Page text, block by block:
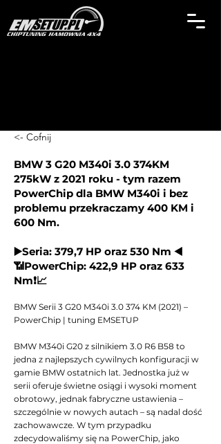
<- Cofnij
BMW 3 G20 M340i 3.0 374KM
275kW z 2021 roku - tym razem
PowerChip dla BMW M340i i bez
problemu przekraczamy 400 KM i
600 Nm.
▶️Seria: 379,7 HP oraz 530 Nm ◀️
📶PowerChip: 422,9 HP oraz 633
Nm❗📈
BMW Serii 3 G20 M340i 3.0 374 KM (2021) –
PowerChip | tuning EMSETUP
BMW M340i G20 z silnikiem 3.0 R6 B58 to
jedna z najlepszych cywilnych konfiguracji w
gamie BMW ostatnich lat. Jednostka już w
serii oferuje świetne osiągi i wysoki moment
obrotowy, jednak fabryczne ustawienia –
szczególnie w nowych autach – są nadal dość
zachowawcze. W tym przypadku
zdecydowaliśmy się na PowerChip, jako